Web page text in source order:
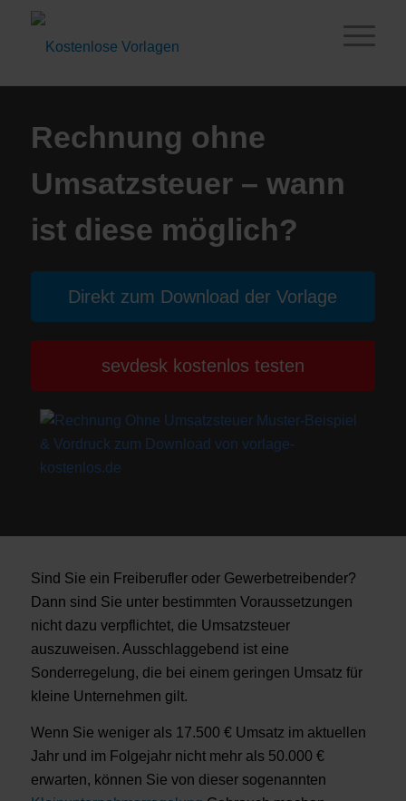
Rechnung ohne
Umsatzsteuer – wann
ist diese möglich?
Direkt zum Download der Vorlage
sevdesk kostenlos testen
Sind Sie ein Freiberufler oder Gewerbetreibender?
Dann sind Sie unter bestimmten Voraussetzungen
nicht dazu verpflichtet, die Umsatzsteuer
auszuweisen. Ausschlaggebend ist eine
Sonderregelung, die bei einem geringen Umsatz für
kleine Unternehmen gilt.
Wenn Sie weniger als 17.500 € Umsatz im aktuellen
Jahr und im Folgejahr nicht mehr als 50.000 €
erwarten, können Sie von dieser sogenannten